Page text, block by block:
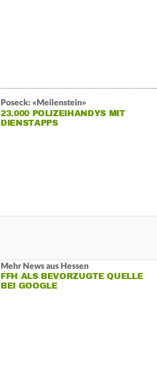
Poseck: «Meilenstein»
23.000 POLIZEIHANDYS MIT
DIENSTAPPS
Mehr News aus Hessen
FFH ALS BEVORZUGTE QUELLE
BEI GOOGLE